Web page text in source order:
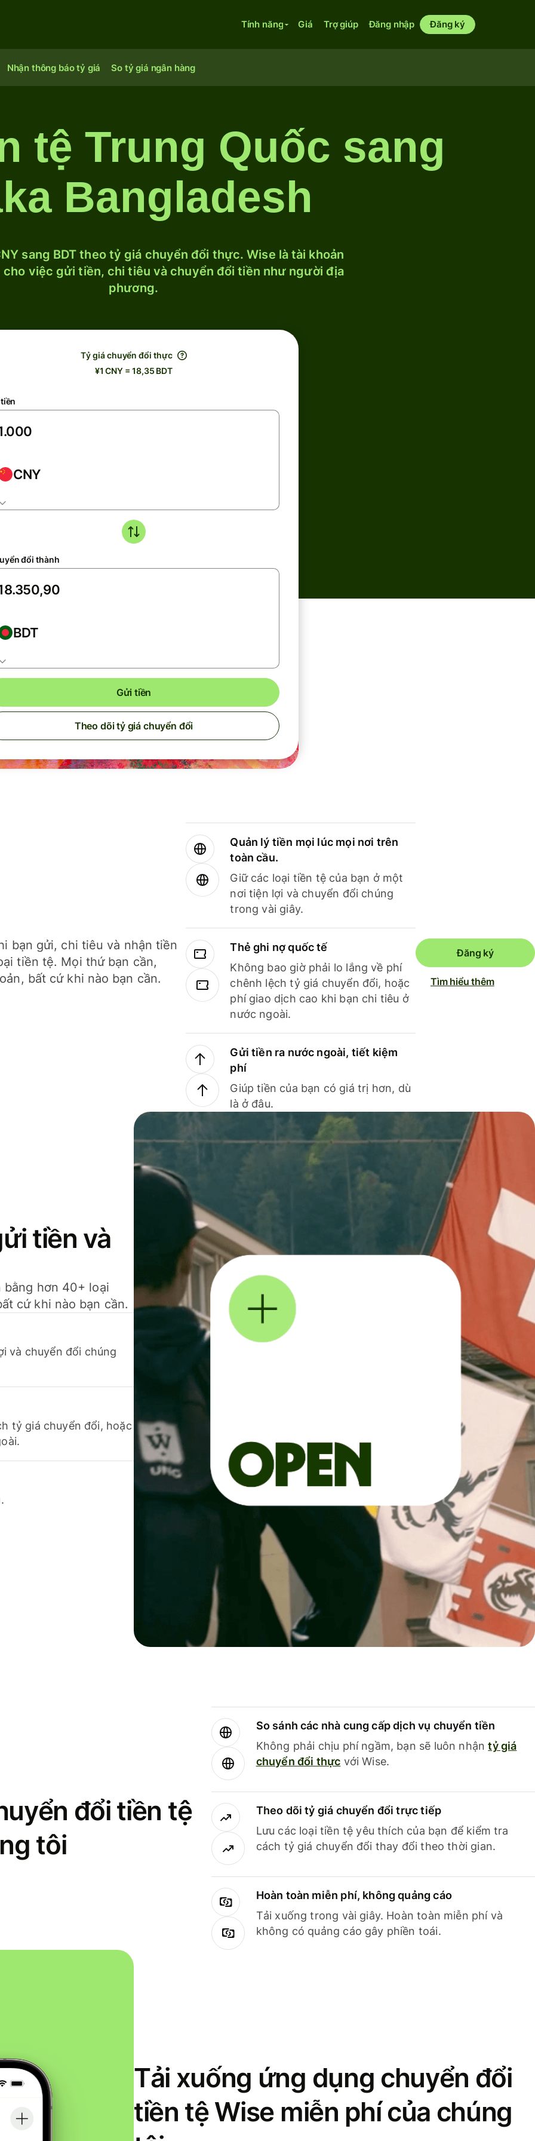
Tính năng Giá Trợ giúp Đăng nhập Đăng ký
Nhận thông báo tỷ giá So tỷ giá ngân hàng
tệ Trung Quốc sang
Bangladesh
sang BDT theo tỷ giá chuyển đổi thực. Wise là tài khoản
việc gửi tiền, chi tiêu và chuyển đổi tiền như người địa
phương.
Tỷ giá chuyển đổi thực
¥1 CNY = 18,35 BDT
CNY
đổi thành
BDT
Gửi tiền
Theo dõi tỷ giá chuyển đổi
bạn gửi, chi tiêu và nhận tiền
tiền tệ. Mọi thứ bạn cần,
bất cứ khi nào bạn cần.
Quản lý tiền mọi lúc mọi nơi trên
toàn cầu.
Giữ các loại tiền tệ của bạn ở một
nơi tiện lợi và chuyển đổi chúng
trong vài giây.
Thẻ ghi nợ quốc tế
Không bao giờ phải lo lắng về phí
chênh lệch tỷ giá chuyển đổi, hoặc
phí giao dịch cao khi bạn chi tiêu ở
nước ngoài.
Gửi tiền ra nước ngoài, tiết kiệm
phí
Giúp tiền của bạn có giá trị hơn, dù
là ở đâu.
Đăng ký
Tìm hiểu thêm
tiền và
hơn 40+ loại
cứ khi nào bạn cần.
và chuyển đổi chúng
tỷ giá chuyển đổi, hoặc
đổi tiền tệ
tôi
So sánh các nhà cung cấp dịch vụ chuyển tiền
Không phải chịu phí ngầm, bạn sẽ luôn nhậntỷ giá
chuyển đổi thực với Wise.
Theo dõi tỷ giá chuyển đổi trực tiếp
Lưu các loại tiền tệ yêu thích của bạn để kiểm tra
cách tỷ giá chuyển đổi thay đổi theo thời gian.
Hoàn toàn miễn phí, không quảng cáo
Tải xuống trong vài giây. Hoàn toàn miễn phí và
không có quảng cáo gây phiền toái.
Tải xuống ứng dụng chuyển đổi
tiền tệ Wise miễn phí của chúng